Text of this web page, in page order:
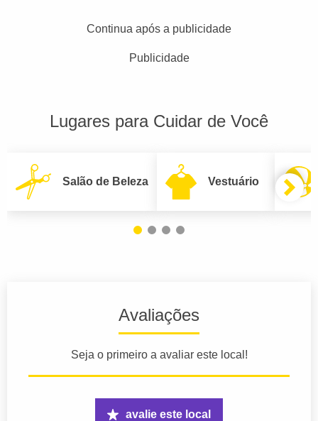
Continua após a publicidade
Publicidade
Lugares para Cuidar de Você
Salão de Beleza Vestuário
Avaliações
Seja o primeiro a avaliar este local!
avalie este local